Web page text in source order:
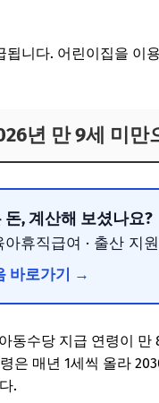
됩니다. 어린이집을 이
년 만 9세 미만
, 계산해 보셨나요?
아휴직급여 · 출산
바로가기 →
동수당 지급 연령이 만
은 매년 1세씩 올라
.